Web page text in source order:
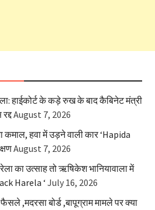
हाईकोर्ट के कड़े रुख के बाद कैबिनेट मंत्री
August 7, 2026
कमाल, हवा में उड़ने वाली कार ‘Hapida
August 7, 2026
का उत्साह तो ऋषिकेश भानियावाला में
Harela ‘ July 16, 2026
,मदरसा बोर्ड ,बापूग्राम मामले पर क्या